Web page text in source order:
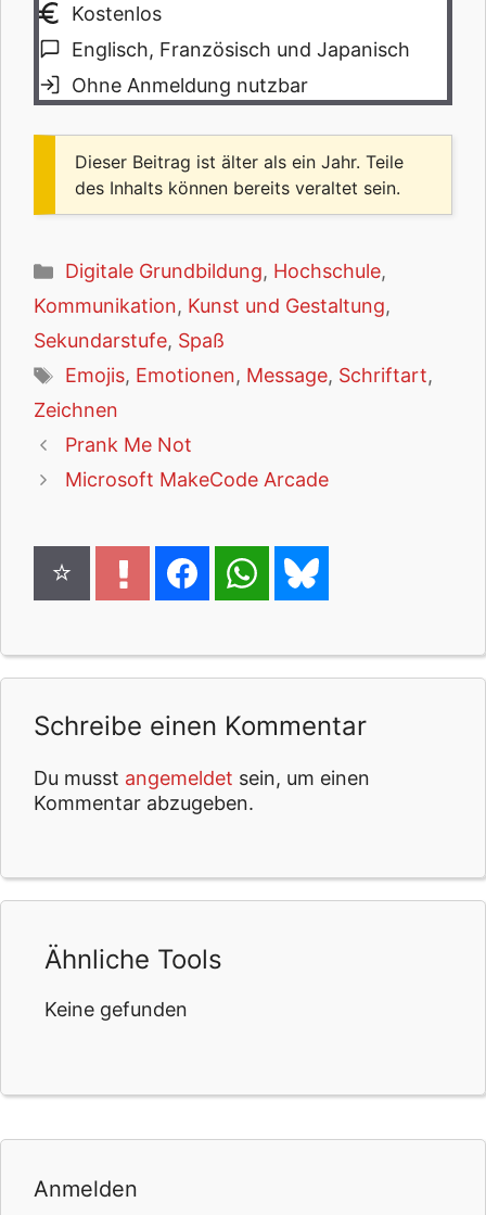
Kostenlos
Englisch, Französisch und Japanisch
Ohne Anmeldung nutzbar
Dieser Beitrag ist älter als ein Jahr. Teile
des Inhalts können bereits veraltet sein.
Kategorien
Digitale Grundbildung, Hochschule,
Kommunikation, Kunst und Gestaltung,
Sekundarstufe, Spaß
Schlagwörter
Emojis, Emotionen, Message, Schriftart,
Zeichnen
Prank Me Not
Microsoft MakeCode Arcade
Schreibe einen Kommentar
Du musst angemeldet sein, um einen
Kommentar abzugeben.
Ähnliche Tools
Keine gefunden
Anmelden